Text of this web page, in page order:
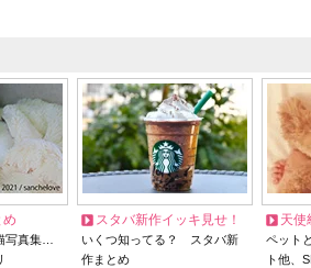
め
写真集…
スタバ新作イッキ見せ！
いくつ知ってる？ スタバ新
作まとめ
天使
ペット
ト他、